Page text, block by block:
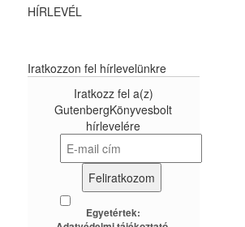
HÍRLEVÉL
Iratkozzon fel hírlevelünkre
Iratkozz fel a(z)
GutenbergKönyvesbolt
hírlevelére
Egyetértek: